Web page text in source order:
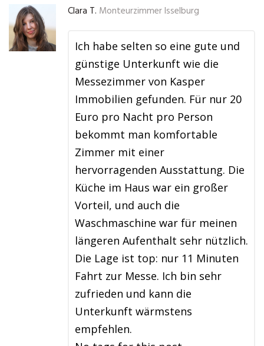
Clara T. Monteurzimmer Isselburg
Ich habe selten so eine gute und
günstige Unterkunft wie die
Messezimmer von Kasper
Immobilien gefunden. Für nur 20
Euro pro Nacht pro Person
bekommt man komfortable
Zimmer mit einer
hervorragenden Ausstattung. Die
Küche im Haus war ein großer
Vorteil, und auch die
Waschmaschine war für meinen
längeren Aufenthalt sehr nützlich.
Die Lage ist top: nur 11 Minuten
Fahrt zur Messe. Ich bin sehr
zufrieden und kann die
Unterkunft wärmstens
empfehlen.